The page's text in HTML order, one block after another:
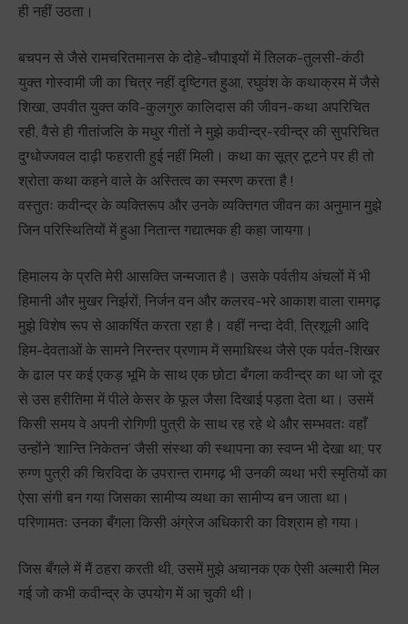
ही नहीं उठता।
बचपन से जैसे रामचरितमानस के दोहे-चौपाइयों में तिलक-तुलसी-कंठी
युक्त गोस्वामी जी का चित्र नहीं दृष्टिगत हुआ, रघुवंश के कथाक्रम में जैसे
शिखा, उपवीत युक्त कवि-कुलगुरु कालिदास की जीवन-कथा अपरिचित
रही, वैसे ही गीतांजलि के मधुर गीतों ने मुझे कवीन्द्र-रवीन्द्र की सुपरिचित
दुग्धोज्जवल दाढ़ी फहराती हुई नहीं मिली। कथा का सूत्र टूटने पर ही तो
श्रोता कथा कहने वाले के अस्तित्व का स्मरण करता है !
वस्तुतः कवीन्द्र के व्यक्तिरूप और उनके व्यक्तिगत जीवन का अनुमान मुझे
जिन परिस्थितियों में हुआ नितान्त गद्यात्मक ही कहा जायगा।
हिमालय के प्रति मेरी आसक्ति जन्मजात है। उसके पर्वतीय अंचलों में भी
हिमानी और मुखर निर्झरों, निर्जन वन और कलरव-भरे आकाश वाला रामगढ़
मुझे विशेष रूप से आकर्षित करता रहा है। वहीं नन्दा देवी, त्रिशूली आदि
हिम-देवताओं के सामने निरन्तर प्रणाम में समाधिस्थ जैसे एक पर्वत-शिखर
के ढाल पर कई एकड़ भूमि के साथ एक छोटा बँगला कवीन्द्र का था जो दूर
से उस हरीतिमा में पीले केसर के फूल जैसा दिखाई पड़ता देता था। उसमें
किसी समय वे अपनी रोगिणी पुत्री के साथ रह रहे थे और सम्भवतः वहाँ
उन्होंने ‘शान्ति निकेतन’ जैसी संस्था की स्थापना का स्वप्न भी देखा था; पर
रुग्ण पुत्री की चिरविदा के उपरान्त रामगढ़ भी उनकी व्यथा भरी स्मृतियों का
ऐसा संगी बन गया जिसका सामीप्य व्यथा का सामीप्य बन जाता था।
परिणामतः उनका बँगला किसी अंग्रेज अधिकारी का विश्राम हो गया।
जिस बँगले में मैं ठहरा करती थी, उसमें मुझे अचानक एक ऐसी अल्मारी मिल
गई जो कभी कवीन्द्र के उपयोग में आ चुकी थी।